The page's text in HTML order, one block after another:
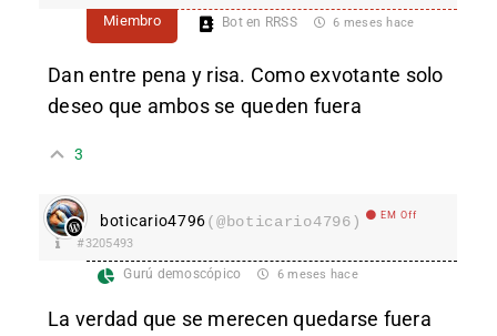
Miembro Bot en RRSS 6 meses hace
Dan entre pena y risa. Como exvotante solo
deseo que ambos se queden fuera
3
boticario4796(@boticario4796) EM Off
#3205493
Gurú demoscópico 6 meses hace
La verdad que se merecen quedarse fuera